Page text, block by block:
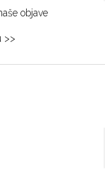
objave
>>